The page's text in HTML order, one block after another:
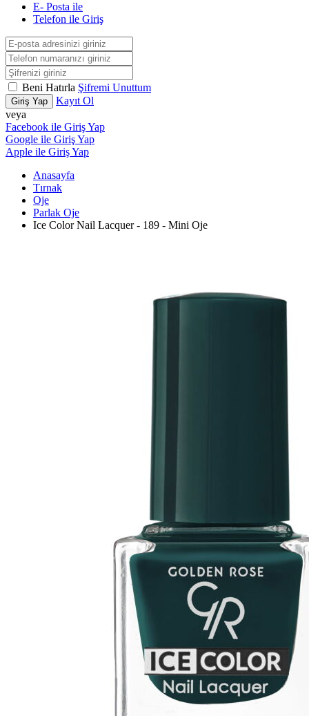
E- Posta ile
Telefon ile Giriş
Beni Hatırla Şifremi Unuttum
Giriş Yap
Kayıt Ol
veya
Facebook ile Giriş Yap
Google ile Giriş Yap
Apple ile Giriş Yap
Anasayfa
Tırnak
Oje
Parlak Oje
Ice Color Nail Lacquer - 189 - Mini Oje